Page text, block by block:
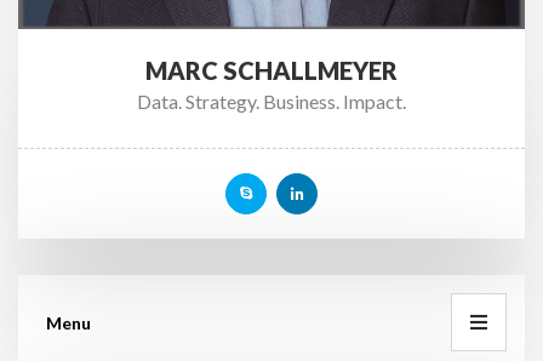
MARC SCHALLMEYER
Data. Strategy. Business. Impact.
Menu